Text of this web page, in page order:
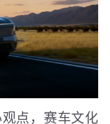
点，赛车文化